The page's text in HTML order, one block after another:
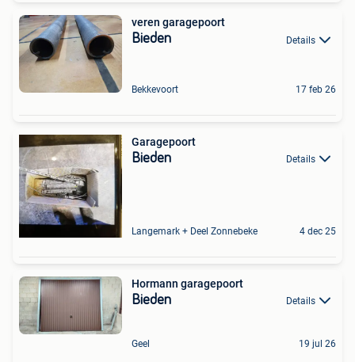
veren garagepoort
Bieden Details
Bekkevoort 17 feb 26
Garagepoort
Bieden Details
Langemark + Deel Zonnebeke 4 dec 25
Hormann garagepoort
Bieden Details
Geel 19 jul 26